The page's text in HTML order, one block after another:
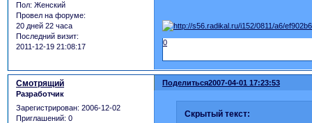
Пол: Женский
Провел на форуме:
20 дней 22 часа
Последний визит:
2011-12-19 21:08:17
0
Поделиться2007-04-01 17:23:53
Смотрящий
Разработчик
Зарегистрирован: 2006-12-02
Приглашений: 0
Скрытый текст: